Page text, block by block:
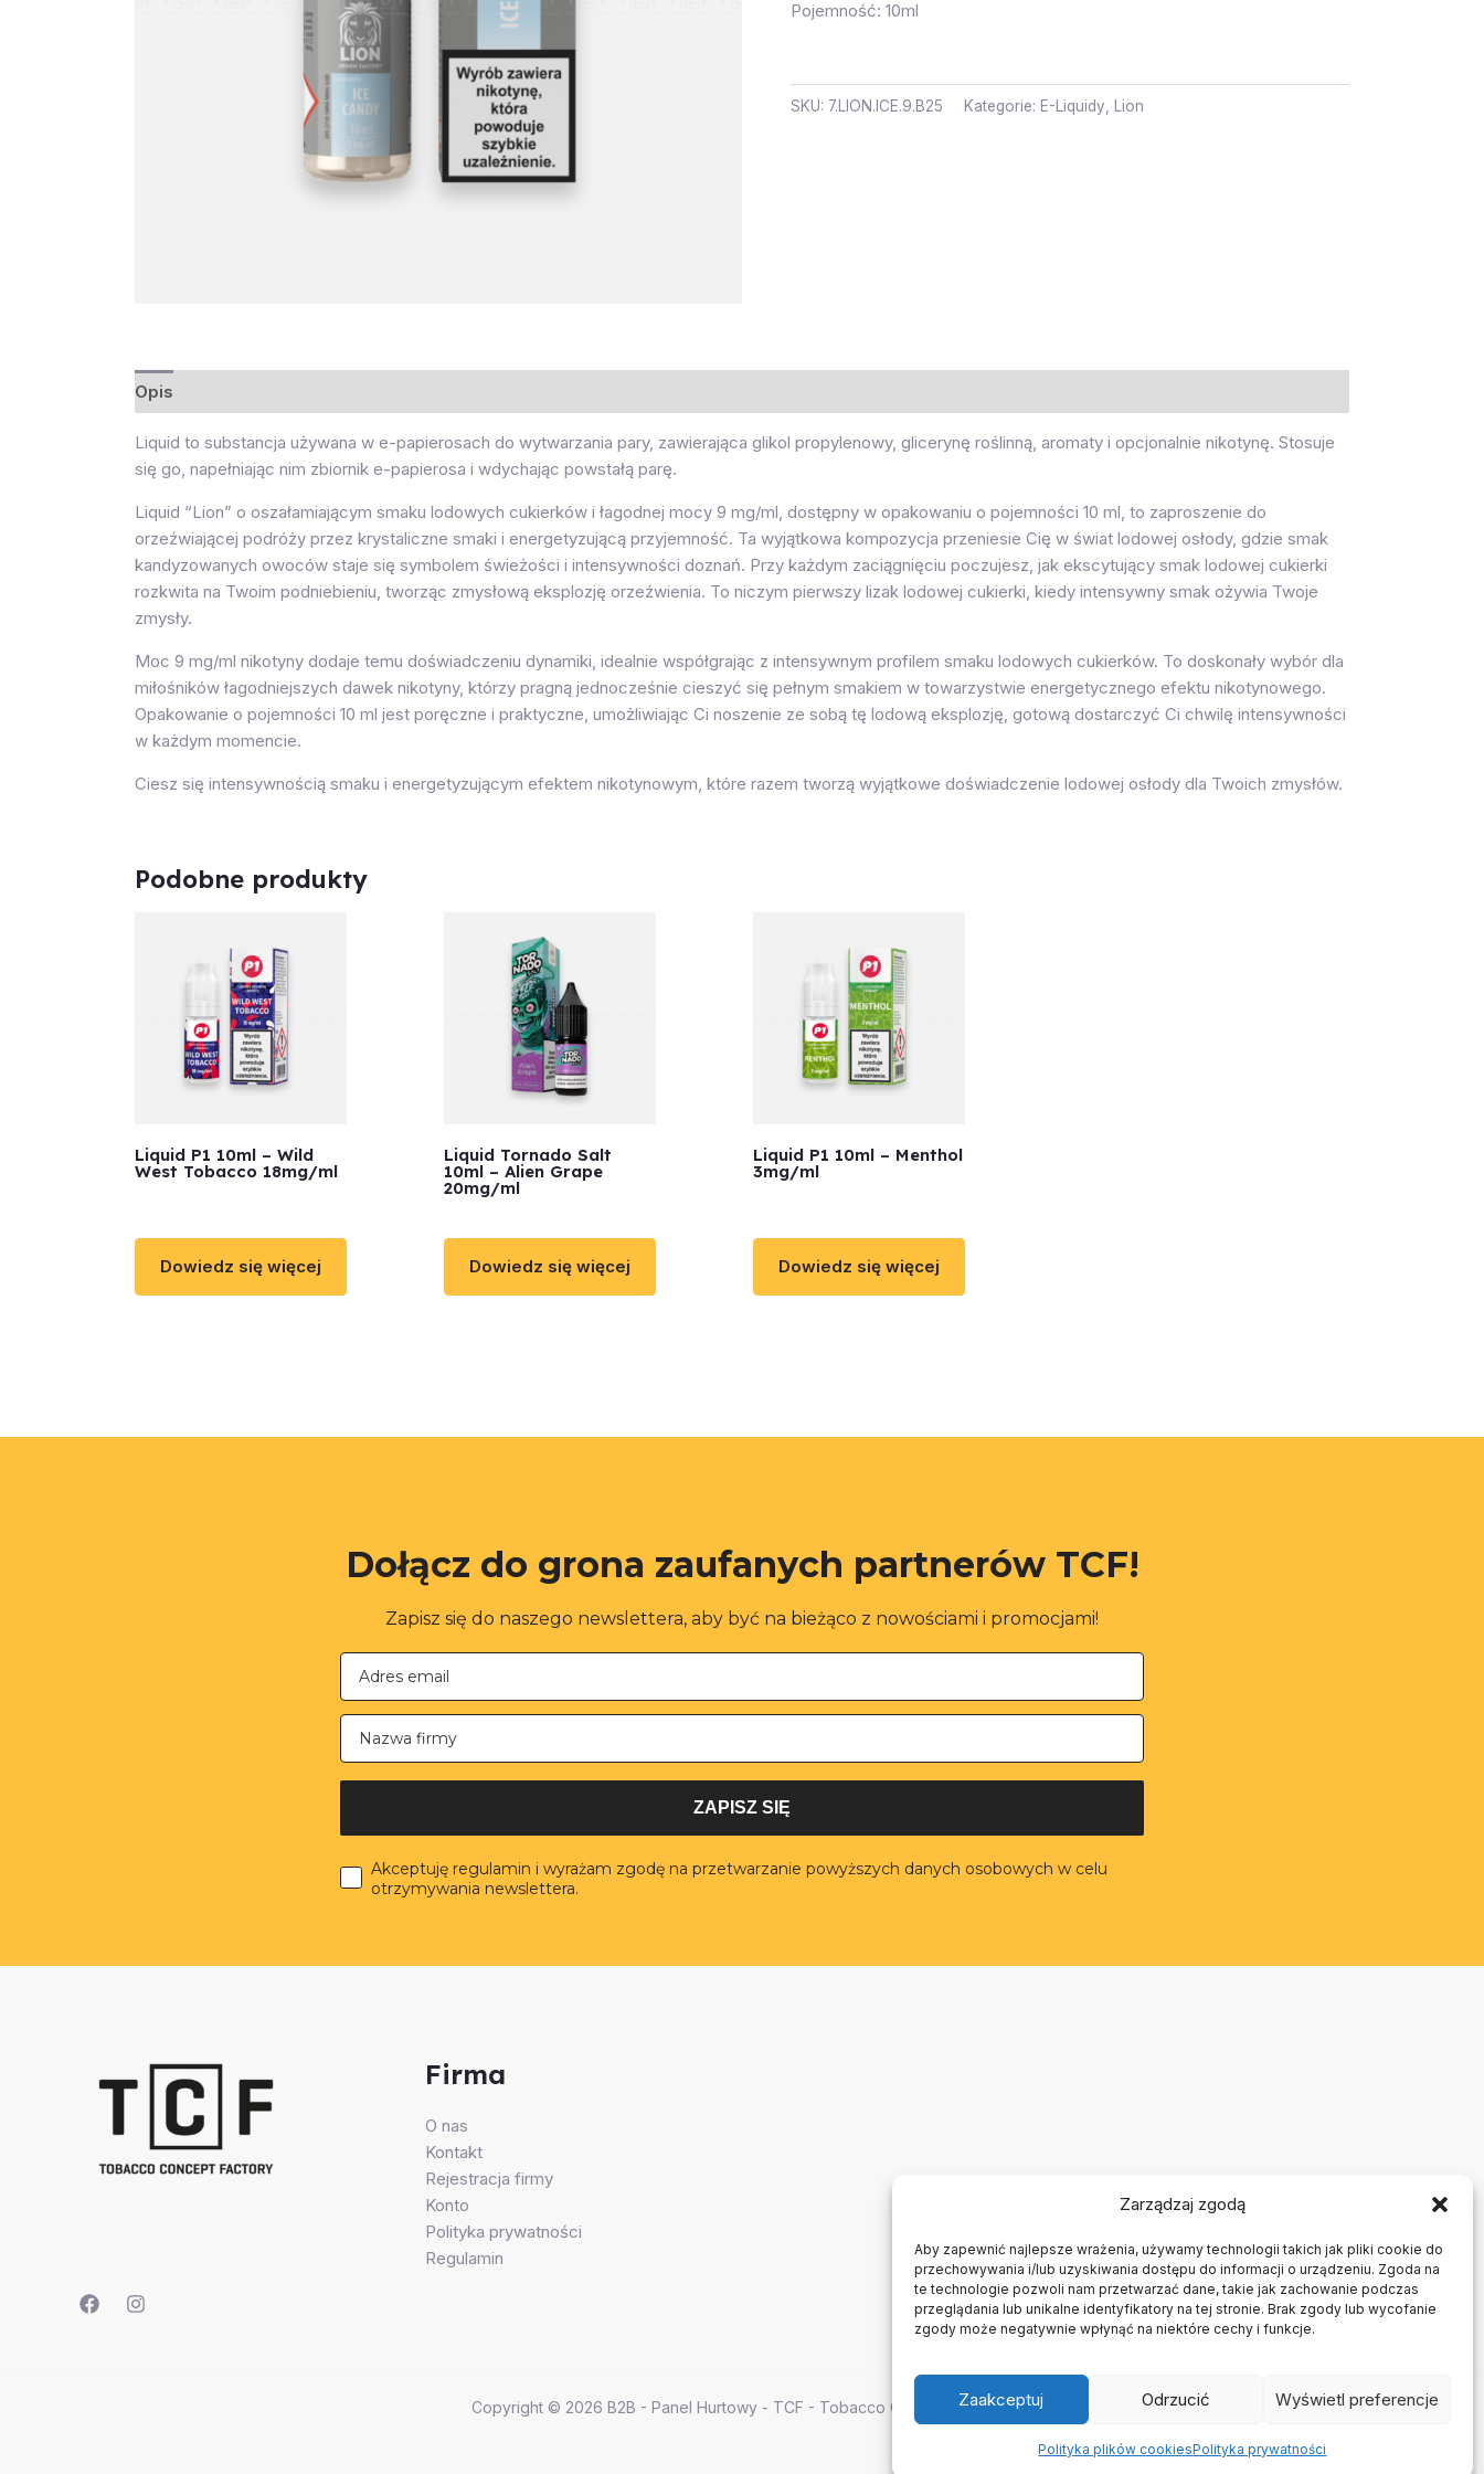
Zarządzaj zgodą
Aby zapewnić najlepsze wrażenia, używamy technologii takich jak pliki cookie do
przechowywania i/lub uzyskiwania dostępu do informacji o urządzeniu. Zgoda na
te technologie pozwoli nam przetwarzać dane, takie jak zachowanie podczas
przeglądania lub unikalne identyfikatory na tej stronie. Brak zgody lub wycofanie
zgody może negatywnie wpłynąć na niektóre cechy i funkcje.
Zaakceptuj Odrzucić Wyświetl preferencje
Polityka plików cookiesPolityka prywatności
Pojemność: 10ml
SKU: 7.LION.ICE.9.B25 Kategorie: E-Liquidy, Lion
Opis
Liquid to substancja używana w e-papierosach do wytwarzania pary, zawierająca glikol propylenowy, glicerynę roślinną, aromaty i opcjonalnie nikotynę. Stosuje
się go, napełniając nim zbiornik e-papierosa i wdychając powstałą parę.
Liquid “Lion” o oszałamiającym smaku lodowych cukierków i łagodnej mocy 9 mg/ml, dostępny w opakowaniu o pojemności 10 ml, to zaproszenie do
orzeźwiającej podróży przez krystaliczne smaki i energetyzującą przyjemność. Ta wyjątkowa kompozycja przeniesie Cię w świat lodowej osłody, gdzie smak
kandyzowanych owoców staje się symbolem świeżości i intensywności doznań. Przy każdym zaciągnięciu poczujesz, jak ekscytujący smak lodowej cukierki
rozkwita na Twoim podniebieniu, tworząc zmysłową eksplozję orzeźwienia. To niczym pierwszy lizak lodowej cukierki, kiedy intensywny smak ożywia Twoje
zmysły.
Moc 9 mg/ml nikotyny dodaje temu doświadczeniu dynamiki, idealnie współgrając z intensywnym profilem smaku lodowych cukierków. To doskonały wybór dla
miłośników łagodniejszych dawek nikotyny, którzy pragną jednocześnie cieszyć się pełnym smakiem w towarzystwie energetycznego efektu nikotynowego.
Opakowanie o pojemności 10 ml jest poręczne i praktyczne, umożliwiając Ci noszenie ze sobą tę lodową eksplozję, gotową dostarczyć Ci chwilę intensywności
w każdym momencie.
Ciesz się intensywnością smaku i energetyzującym efektem nikotynowym, które razem tworzą wyjątkowe doświadczenie lodowej osłody dla Twoich zmysłów.
Podobne produkty
Liquid P1 10ml – Wild
West Tobacco 18mg/ml
Dowiedz się więcej
Liquid Tornado Salt
10ml – Alien Grape
20mg/ml
Dowiedz się więcej
Liquid P1 10ml – Menthol
3mg/ml
Dowiedz się więcej
Dołącz do grona zaufanych partnerów TCF!
Zapisz się do naszego newslettera, aby być na bieżąco z nowościami i promocjami!
Nazwa firmy
ZAPISZ SIĘ
Akceptuję regulamin i wyrażam zgodę na przetwarzanie powyższych danych osobowych w celu
otrzymywania newslettera.
Firma
O nas
Kontakt
Rejestracja firmy
Konto
Polityka prywatności
Regulamin
Copyright © 2026 B2B - Panel Hurtowy - TCF - Tobacco Concept Factory